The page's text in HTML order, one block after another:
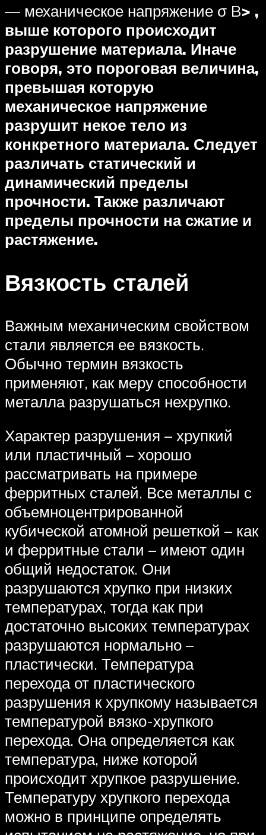
— механическое напряжение σ B> ,
выше которого происходит
разрушение материала. Иначе
говоря, это пороговая величина,
превышая которую
механическое напряжение
разрушит некое тело из
конкретного материала. Следует
различать статический и
динамический пределы
прочности. Также различают
пределы прочности на сжатие и
растяжение.
Вязкость сталей
Важным механическим свойством
стали является ее вязкость.
Обычно термин вязкость
применяют, как меру способности
металла разрушаться нехрупко.
Характер разрушения – хрупкий
или пластичный – хорошо
рассматривать на примере
ферритных сталей. Все металлы с
объемноцентрированной
кубической атомной решеткой – как
и ферритные стали – имеют один
общий недостаток. Они
разрушаются хрупко при низких
температурах, тогда как при
достаточно высоких температурах
разрушаются нормально –
пластически. Температура
перехода от пластического
разрушения к хрупкому называется
температурой вязко-хрупкого
перехода. Она определяется как
температура, ниже которой
происходит хрупкое разрушение.
Температуру хрупкого перехода
можно в принципе определять